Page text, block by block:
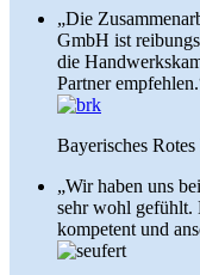
„Die
GmbH ist
die
Partner
Bayerisches
„Wir haben uns
sehr wohl gefühlt.
kompetent und